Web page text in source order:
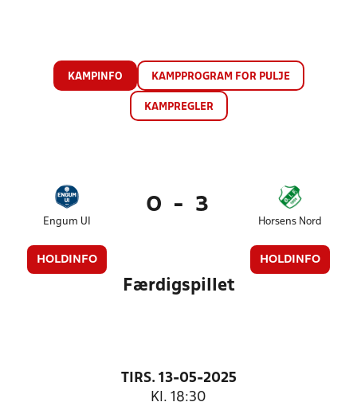
KAMPINFO KAMPPROGRAM FOR PULJE
KAMPREGLER
Engum UI
HOLDINFO
0 - 3
Horsens Nord
HOLDINFO
Færdigspillet
TIRS. 13-05-2025
Kl. 18:30